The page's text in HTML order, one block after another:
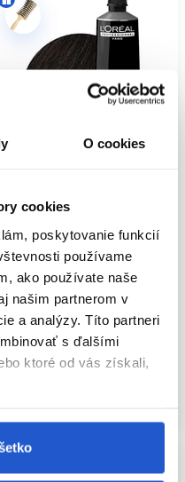
O cookies
cookies
poskytovanie funkcií
používame
ako používate naše
našim partnerom v
a analýzy. Títo partneri
s ďalšími
ktoré od vás získali,
Oficiálna distribúcia
L'Oréal Professionnel INOA
farba na vlasy bez
4.8 60g
L'Oréal Professionnel
farby na vlasy
€